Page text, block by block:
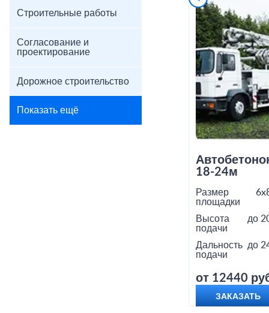
Строительные работы
Согласование и
проектирование
Дорожное строительство
Показать ещё
18-24м
Размер
площадки
Высота
подачи
до
Дальность
подачи
до
от 12440
ЗАКАЗАТЬ